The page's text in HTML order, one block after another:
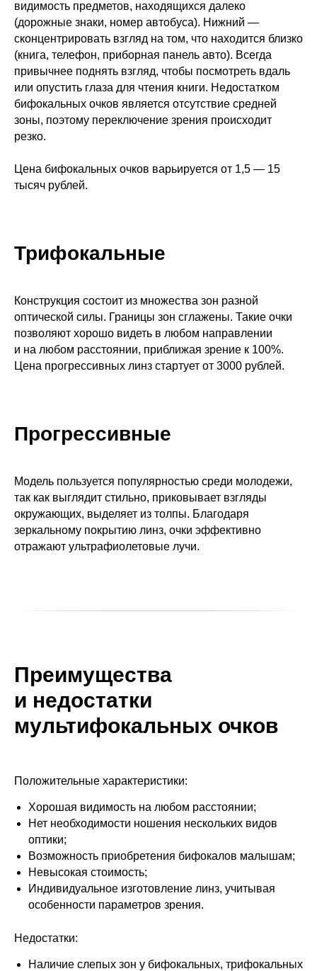
видимость предметов, находящихся далеко
(дорожные знаки, номер автобуса). Нижний —
сконцентрировать взгляд на том, что находится близко
(книга, телефон, приборная панель авто). Всегда
привычнее поднять взгляд, чтобы посмотреть вдаль
или опустить глаза для чтения книги. Недостатком
бифокальных очков является отсутствие средней
зоны, поэтому переключение зрения происходит
резко.
Цена бифокальных очков варьируется от 1,5 — 15
тысяч рублей.
Трифокальные
Конструкция состоит из множества зон разной
оптической силы. Границы зон сглажены. Такие очки
позволяют хорошо видеть в любом направлении
и на любом расстоянии, приближая зрение к 100%.
Цена прогрессивных линз стартует от 3000 рублей.
Прогрессивные
Модель пользуется популярностью среди молодежи,
так как выглядит стильно, приковывает взгляды
окружающих, выделяет из толпы. Благодаря
зеркальному покрытию линз, очки эффективно
отражают ультрафиолетовые лучи.
Преимущества
и недостатки
мультифокальных очков
Положительные характеристики:
Хорошая видимость на любом расстоянии;
Нет необходимости ношения нескольких видов
оптики;
Возможность приобретения бифокалов малышам;
Невысокая стоимость;
Индивидуальное изготовление линз, учитывая
особенности параметров зрения.
Недостатки:
Наличие слепых зон у бифокальных, трифокальных